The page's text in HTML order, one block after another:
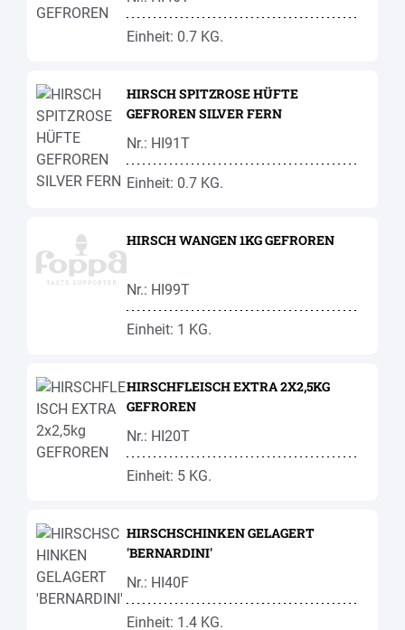
Einheit: 0.7 KG.
HIRSCH SPITZROSE HÜFTE
GEFROREN SILVER FERN
Nr.: HI91T
Einheit: 0.7 KG.
HIRSCH WANGEN 1KG GEFROREN
Nr.: HI99T
Einheit: 1 KG.
HIRSCHFLEISCH EXTRA 2X2,5KG
GEFROREN
Nr.: HI20T
Einheit: 5 KG.
HIRSCHSCHINKEN GELAGERT
'BERNARDINI'
Nr.: HI40F
Einheit: 1.4 KG.